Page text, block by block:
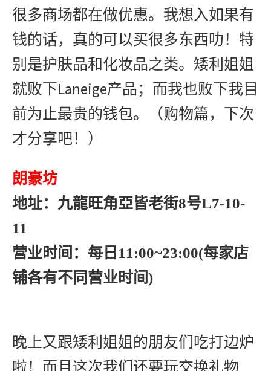
很多商场都在做优惠。我想入如果有
钱的话，真的可以买很多东西叻！特
别是护肤品和化妆品之类。矮利姐姐
就败下Laneige产品；而我也败下我目
前为止最贵的钱包。（购物篇，下次
才分享吧！）
朗豪坊
地址： 九龍旺角亞皆老街8号L7-10-
11
营业时间： 每日11:00~23:00(每家店
铺各有不同营业时间)
晚上又跟矮利姐姐的朋友们吃打边炉
啦！而且这次我们还要玩交换礼物